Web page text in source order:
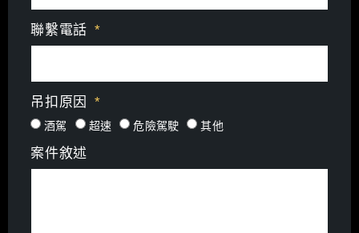
聯繫電話
吊扣原因
酒駕 超速 危險駕駛 其他
案件敘述